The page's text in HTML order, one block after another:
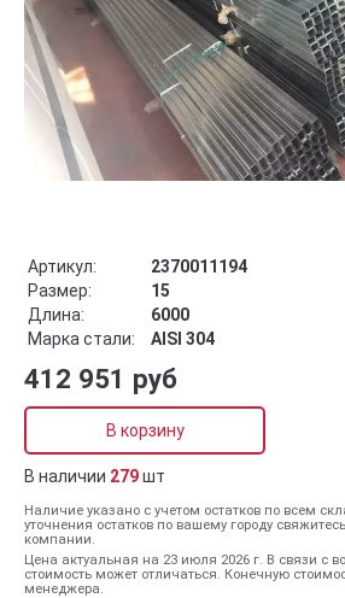
Артикул:
2370011194
Размер:
15
Длина:
6000
Марка стали:
AISI 304
412 951 руб
В корзину
В наличии 279шт
Наличие указано с учетом остатков по всем
уточнения остатков по вашему городу
компании.
Цена актуальная на 23 июля 2026 г. В связи с
стоимость может отличаться. Конечную
менеджера.